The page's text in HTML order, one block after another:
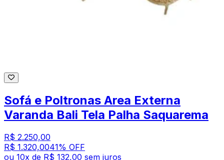
Sofá e Poltronas Area Externa
Varanda Bali Tela Palha Saquarema
R$ 2.250,00
R$ 1.320,0041% OFF
ou 10x de R$ 132,00 sem juros